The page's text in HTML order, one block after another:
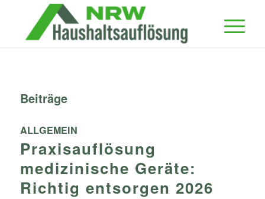
Beiträge
ALLGEMEIN
Praxisauflösung
medizinische Geräte:
Richtig entsorgen 2026